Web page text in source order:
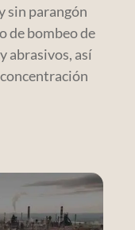
sin parangón
de bombeo de
abrasivos, así